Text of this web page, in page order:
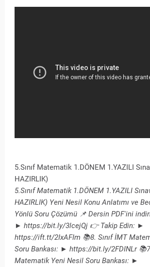
5.Sınıf Matematik 1.DÖNEM 1.YAZILI
HAZIRLIK)
5.Sınıf Matematik 1.DÖNEM 1.YAZILI
HAZIRLIK) Yeni Nesil Konu Anlatımı ve
Yönlü Soru Çözümü 📌 Dersin PDF'ini
► https://bit.ly/3lcejQj 👉 Takip Edin: ►
https://ift.tt/2IxAFIm 📚8. Sınıf İMT
Soru Bankası: ► https://bit.ly/2FDINLr
Matematik Yeni Nesil Soru Bankası: ►